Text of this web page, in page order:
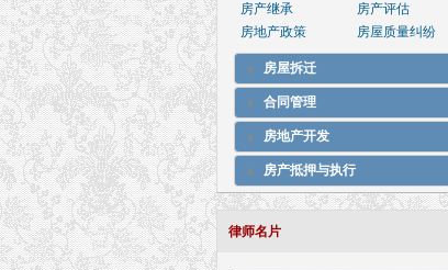
房产继承
房产评估
房地产政策
房屋质量纠纷
房屋拆迁
合同管理
房地产开发
房产抵押与执行
律师名片